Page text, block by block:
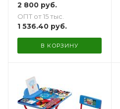
2 800 руб.
ОПТ от 15 тыс.
1 536.40 руб.
В КОРЗИНУ